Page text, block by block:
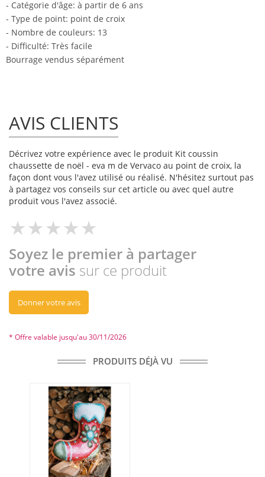
- Catégorie d'âge: à partir de 6 ans
- Type de point: point de croix
- Nombre de couleurs: 13
- Difficulté: Très facile
Bourrage vendus séparément
AVIS CLIENTS
Décrivez votre expérience avec le produit Kit coussin
chaussette de noël - eva m de Vervaco au point de croix, la
façon dont vous l'avez utilisé ou réalisé. N'hésitez surtout pas
à partagez vos conseils sur cet article ou avec quel autre
produit vous l'avez associé.
Soyez le premier à partager
votre avis sur ce produit
Donner votre avis
* Offre valable jusqu'au 30/11/2026
PRODUITS DÉJÀ VU